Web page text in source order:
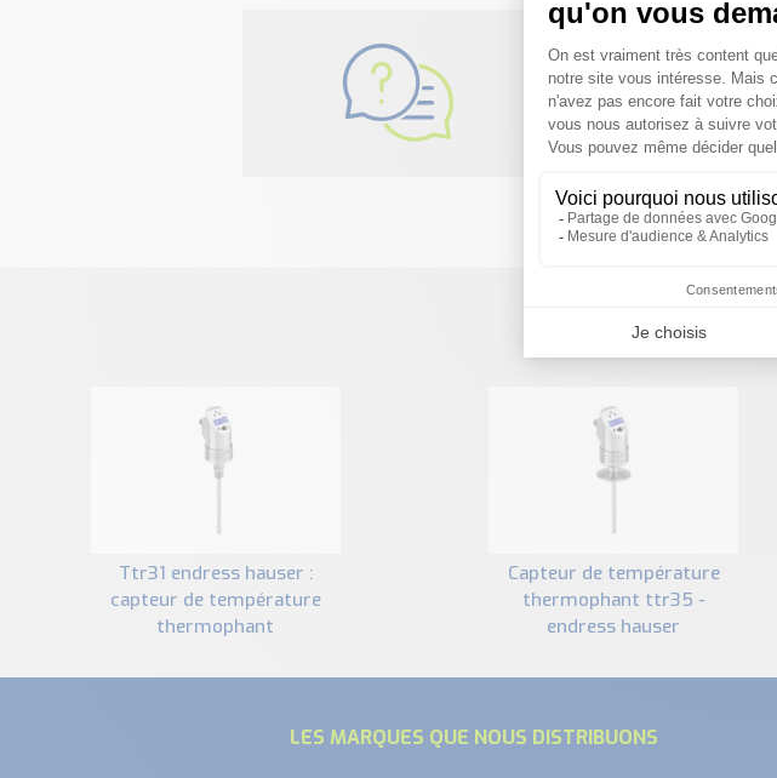
Besoin d'aide pour
Nous sommes à votre
ttr31 endress hauser :
capteur de température
thermophant
capteur de température
thermophant ttr35 -
endress hauser
LES MARQUES QUE NOUS DISTRIBUONS